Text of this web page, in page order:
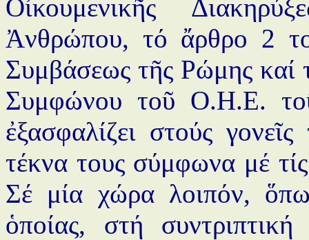
Οἰκουμενικῆς
Ἀνθρώπου, τό ἄρθρο 2
Συμβάσεως τῆς Ρώμης καί
Συμφώνου τοῦ Ο.Η.Ε.
ἐξασφαλίζει στούς
τέκνα τους σύμφωνα μέ
Σέ μία χώρα λοιπόν,
ὁποίας, στή